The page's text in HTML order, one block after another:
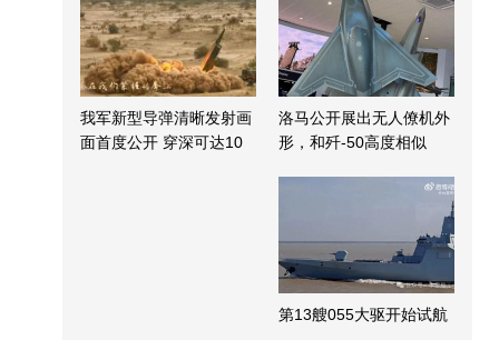
我军新型导弹清晰发射画
面首度公开 穿深可达10
洛马公开展出无人僚机外
形，和歼-50高度相似
第13艘055大驱开始试航